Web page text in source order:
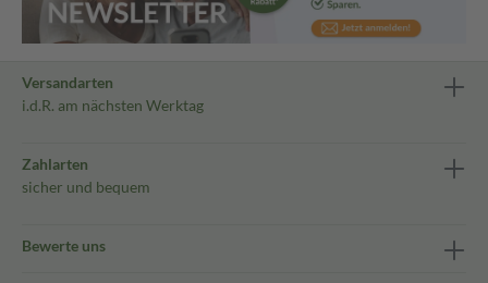
Versandarten
i.d.R. am nächsten Werktag
Zahlarten
sicher und bequem
Bewerte uns